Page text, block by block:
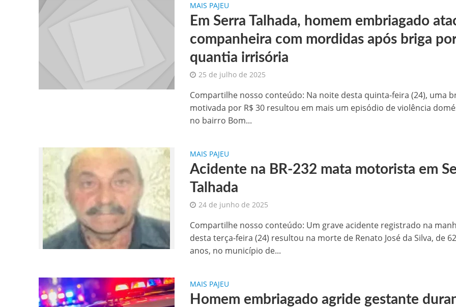
MAIS PAJEU
Em Serra Talhada, homem embriagado
companheira com mordidas após briga
quantia irrisória
25 de julho de 2025
Compartilhe nosso conteúdo: Na noite desta quinta-feira (24), uma
motivada por R$ 30 resultou em mais um episódio de violência
no bairro Bom...
MAIS PAJEU
Acidente na BR-232 mata motorista em
Talhada
24 de junho de 2025
Compartilhe nosso conteúdo: Um grave acidente registrado na
desta terça-feira (24) resultou na morte de Renato José da Silva, de 62
anos, no município de...
MAIS PAJEU
Homem embriagado agride gestante